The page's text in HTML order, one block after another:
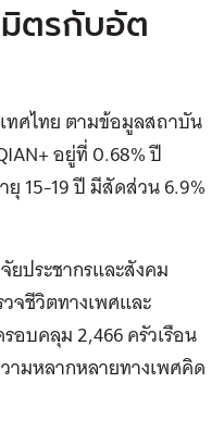
ตรกับอัต
ทศไทย ตามข้อมูลสถาบัน
อยู่ที่ 0.68% ปี
15-19 ปี มีสัดส่วน 6.9%
ประชากรและสังคม
จชีวิตทางเพศและ
อบคลุม 2,466 ครัวเรือน
ามหลากหลายทางเพศคิด